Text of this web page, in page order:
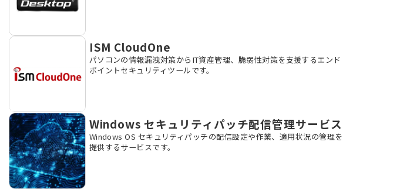
ISM CloudOne
パソコンの情報漏洩対策からIT資産管理、脆弱性対策を支援するエンド
ポイントセキュリティツールです。
Windows セキュリティパッチ配信管理サービス
Windows OS セキュリティパッチの配信設定や作業、適用状況の管理を
提供するサービスです。